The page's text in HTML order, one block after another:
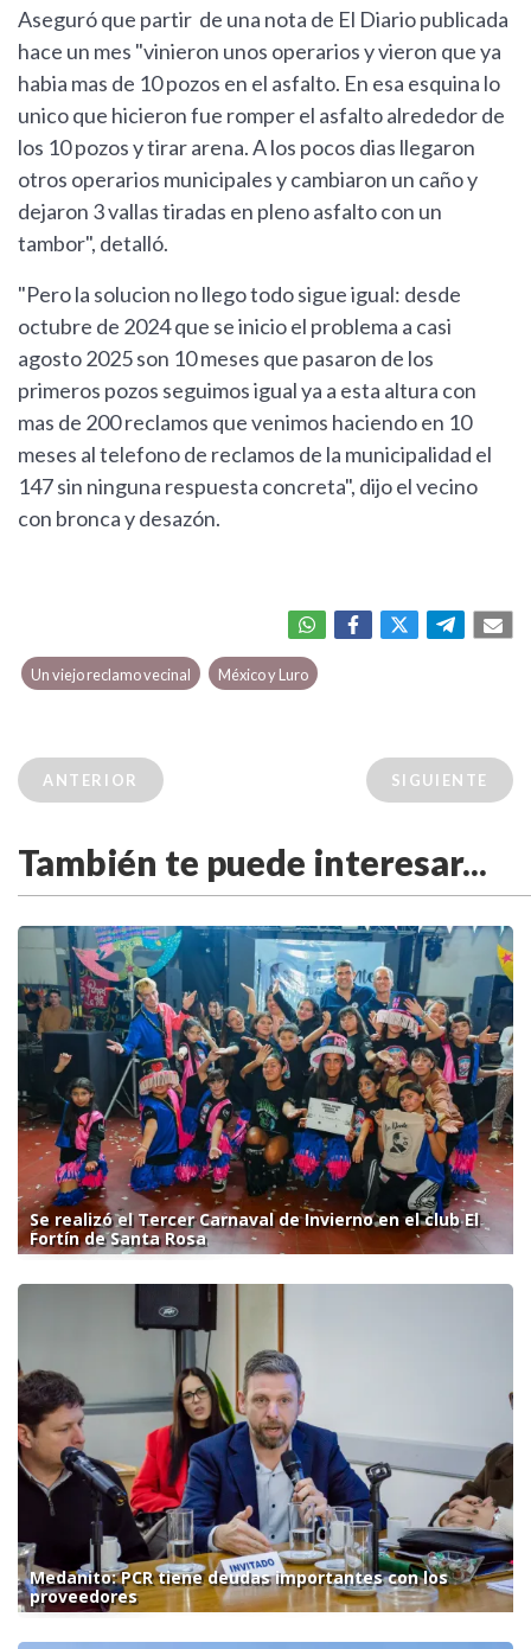
Aseguró que partir de una nota de El Diario publicada
hace un mes "vinieron unos operarios y vieron que ya
habia mas de 10 pozos en el asfalto. En esa esquina lo
unico que hicieron fue romper el asfalto alrededor de
los 10 pozos y tirar arena. A los pocos dias llegaron
otros operarios municipales y cambiaron un caño y
dejaron 3 vallas tiradas en pleno asfalto con un
tambor", detalló.
"Pero la solucion no llego todo sigue igual: desde
octubre de 2024 que se inicio el problema a casi
agosto 2025 son 10 meses que pasaron de los
primeros pozos seguimos igual ya a esta altura con
mas de 200 reclamos que venimos haciendo en 10
meses al telefono de reclamos de la municipalidad el
147 sin ninguna respuesta concreta", dijo el vecino
con bronca y desazón.
Un viejo reclamo vecinal México y Luro
ANTERIOR SIGUIENTE
También te puede interesar...
Se realizó el Tercer Carnaval de Invierno en el club El
Fortín de Santa Rosa
Medanito: PCR tiene deudas importantes con los
proveedores